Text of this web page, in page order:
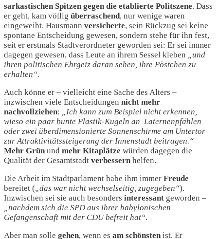
sarkastischen Spitzen gegen die etablierte Politszene. Dass
er geht, kam völlig überraschend, nur wenige waren
eingeweiht. Hausmann versicherte, sein Rückzug sei keine
spontane Entscheidung gewesen, sondern stehe für ihn fest,
seit er erstmals Stadtverordneter geworden sei: Er sei immer
dagegen gewesen, dass Leute an ihrem Sessel kleben „und
ihren politischen Ehrgeiz daran sehen, ihre Pöstchen zu
erhalten“.
Auch könne er – vielleicht eine Sache des Alters –
inzwischen viele Entscheidungen nicht mehr
nachvollziehen: „Ich kann zum Beispiel nicht erkennen,
wieso ein paar bunte Plastik-Kugeln an Laternenpfählen
oder zwei überdimensionierte Sonnenschirme am Untertor
zur Attraktivitätssteigerung der Innenstadt beitragen.“
Mehr Grün und mehr Kitaplätze würden dagegen die
Qualität der Gesamtstadt verbessern helfen.
Die Arbeit im Stadtparlament habe ihm immer Freude
bereitet („das war nicht wechselseitig, zugegeben“).
Inzwischen sei sie auch besonders interessant geworden –
„nachdem sich die SPD aus ihrer babylonischen
Gefangenschaft mit der CDU befreit hat“.
Aber man solle gehen, wenn es am schönsten ist. Er